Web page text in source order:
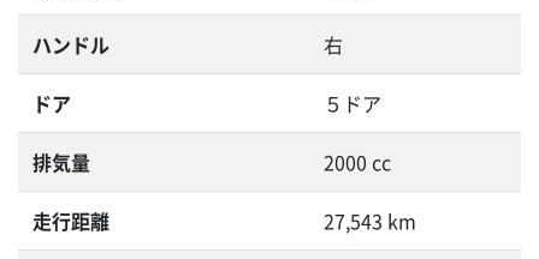
ハンドル 右
ドア ５ドア
排気量 2000 cc
走行距離 27,543 km